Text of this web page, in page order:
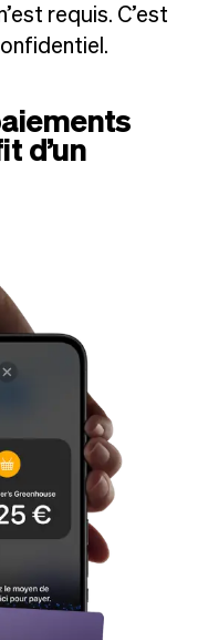
automático
general
requis. C’est
d’un